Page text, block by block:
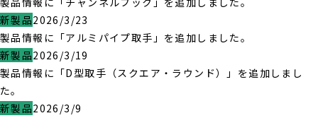
新製品2026/3/23
製品情報に「アルミパイプ取手」を追加しました。
新製品2026/3/19
製品情報に「D型取手（スクエア・ラウンド）」を追加しまし
た。
新製品2026/3/9